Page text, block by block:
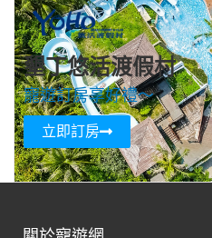
墾丁悠活渡假村
寵遊訂房享好禮～
立即訂房